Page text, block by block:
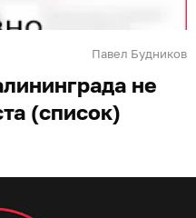
Павел Будников
не
(список)